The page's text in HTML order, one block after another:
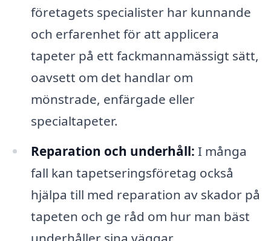
företagets specialister har kunnande
och erfarenhet för att applicera
tapeter på ett fackmannamässigt sätt,
oavsett om det handlar om
mönstrade, enfärgade eller
specialtapeter.
Reparation och underhåll: I många
fall kan tapetseringsföretag också
hjälpa till med reparation av skador på
tapeten och ge råd om hur man bäst